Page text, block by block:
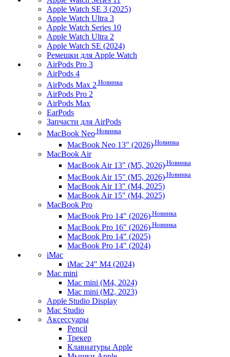
Apple Watch SE 3 (2025)
Apple Watch Ultra 3
Apple Watch Series 10
Apple Watch Ultra 2
Apple Watch SE (2024)
Ремешки для Apple Watch
AirPods Pro 3
AirPods 4
AirPods Max 2 Новинка
AirPods Pro 2
AirPods Max
EarPods
Запчасти для AirPods
MacBook Neo Новинка
MacBook Neo 13" (2026) Новинка
MacBook Air
MacBook Air 13" (M5, 2026) Новинка
MacBook Air 15" (M5, 2026) Новинка
MacBook Air 13" (M4, 2025)
MacBook Air 15" (M4, 2025)
MacBook Pro
MacBook Pro 14" (2026) Новинка
MacBook Pro 16" (2026) Новинка
MacBook Pro 14" (2025)
MacBook Pro 14" (2024)
iMac
iMac 24" M4 (2024)
Mac mini
Mac mini (M4, 2024)
Mac mini (M2, 2023)
Apple Studio Display
Mac Studio
Аксессуары
Pencil
Трекер
Клавиатуры Apple